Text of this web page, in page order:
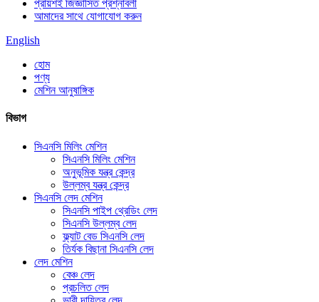
প্রায়শই জিজ্ঞাসিত প্রশ্নাবলী
আমাদের সাথে যোগাযোগ করুন
English
হোম
পণ্য
মেশিন আনুষাঙ্গিক
বিভাগ
সিএনসি মিলিং মেশিন
সিএনসি মিলিং মেশিন
অনুভূমিক যন্ত্র কেন্দ্র
উল্লম্ব যন্ত্র কেন্দ্র
সিএনসি লেদ মেশিন
সিএনসি পাইপ থ্রেডিং লেদ
সিএনসি উল্লম্ব লেদ
ফ্ল্যাট বেড সিএনসি লেদ
তির্যক বিছানা সিএনসি লেদ
লেদ মেশিন
বেঞ্চ লেদ
প্রচলিত লেদ